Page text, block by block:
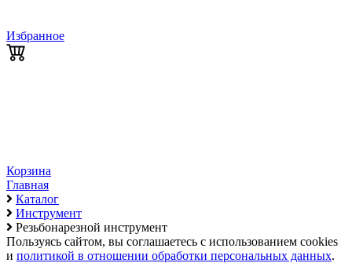
Избранное
Корзина
Главная
Каталог
Инструмент
Резьбонарезной инструмент
Пользуясь сайтом, вы соглашаетесь с использованием cookies
и политикой в отношении обработки персональных данных.